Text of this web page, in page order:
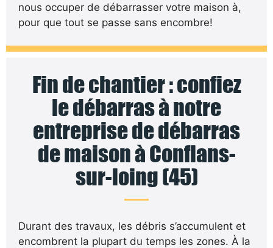
nous occuper de débarrasser votre maison à,
pour que tout se passe sans encombre!
Fin de chantier : confiez
le débarras à notre
entreprise de débarras
de maison à Conflans-
sur-loing (45)
Durant des travaux, les débris s’accumulent et
encombrent la plupart du temps les zones. À la